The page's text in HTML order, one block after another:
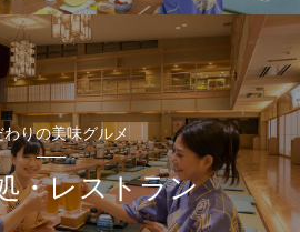
わりの美味グルメ
・レストラン